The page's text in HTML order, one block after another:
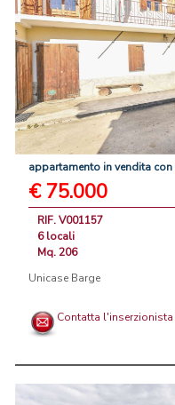
appartamento invendita con
€ 75.000
RIF. V001157
6 locali
Mq. 206
Unicase Barge
Contatta l'inserzionista